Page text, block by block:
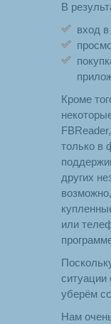
В
вход
Кроме
только в
других
или
уберём
Нам